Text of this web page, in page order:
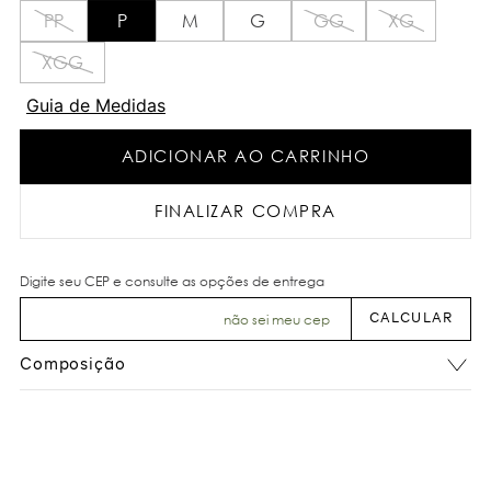
PP P M G GG
XG
XGG
Guia de Medidas
ADICIONAR AO CARRINHO
FINALIZAR COMPRA
não sei meu cep
Composição